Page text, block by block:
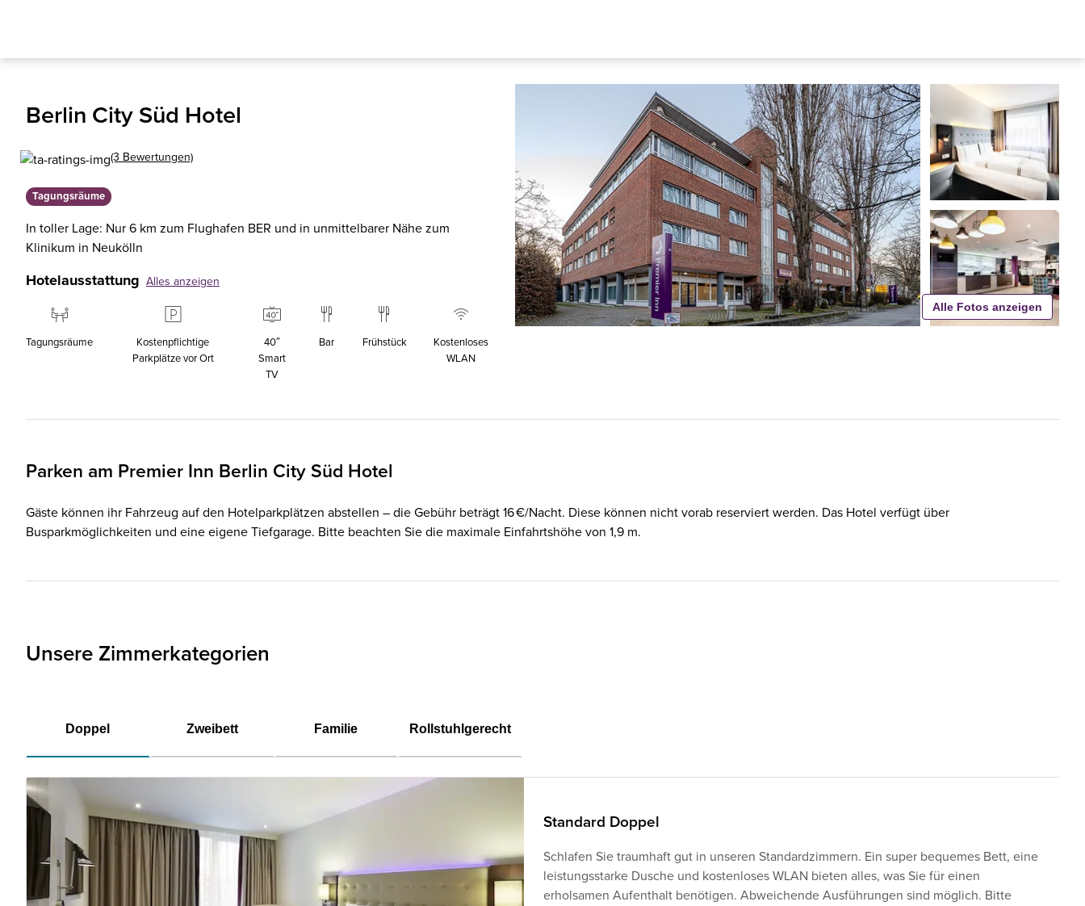
Berlin City Süd Hotel
(3 Bewertungen)
Tagungsräume
In toller Lage: Nur 6 km zum Flughafen BER und in unmittelbarer Nähe zum
Klinikum in Neukölln
Hotelausstattung Alles anzeigen
Tagungsräume
Kostenpflichtige
Parkplätze vor Ort
40″
Smart
TV
Bar Frühstück
Kostenloses
WLAN
Alle Fotos anzeigen
Parken am Premier Inn Berlin City Süd Hotel
Gäste können ihr Fahrzeug auf den Hotelparkplätzen abstellen – die Gebühr beträgt 16 €/Nacht. Diese können nicht vorab reserviert werden. Das Hotel verfügt über
Busparkmöglichkeiten und eine eigene Tiefgarage. Bitte beachten Sie die maximale Einfahrtshöhe von 1,9 m.
Unsere Zimmerkategorien
Doppel Zweibett Familie Rollstuhlgerecht
Standard Doppel
Schlafen Sie traumhaft gut in unseren Standardzimmern. Ein super bequemes Bett, eine
leistungsstarke Dusche und kostenloses WLAN bieten alles, was Sie für einen
erholsamen Aufenthalt benötigen. Abweichende Ausführungen sind möglich. Bitte